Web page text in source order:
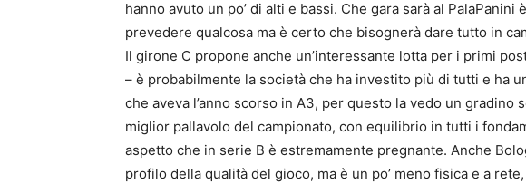
hanno avuto un po’ di alti e bassi. Che gara sarà al
prevedere qualcosa ma è certo che bisognerà dare tutto in
Il girone C propone anche un’interessante lotta per i primi
– è probabilmente la società che ha investito più di tutti e ha
che aveva l’anno scorso in A3, per questo la vedo un gradino
miglior pallavolo del campionato, con equilibrio in tutti i
aspetto che in serie B è estremamente pregnante. Anche
profilo della qualità del gioco, ma è un po’ meno fisica e a